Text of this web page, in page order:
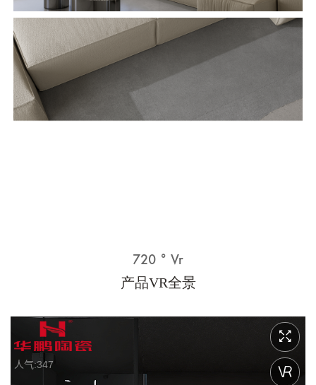
720 ° Vr
产品VR全景